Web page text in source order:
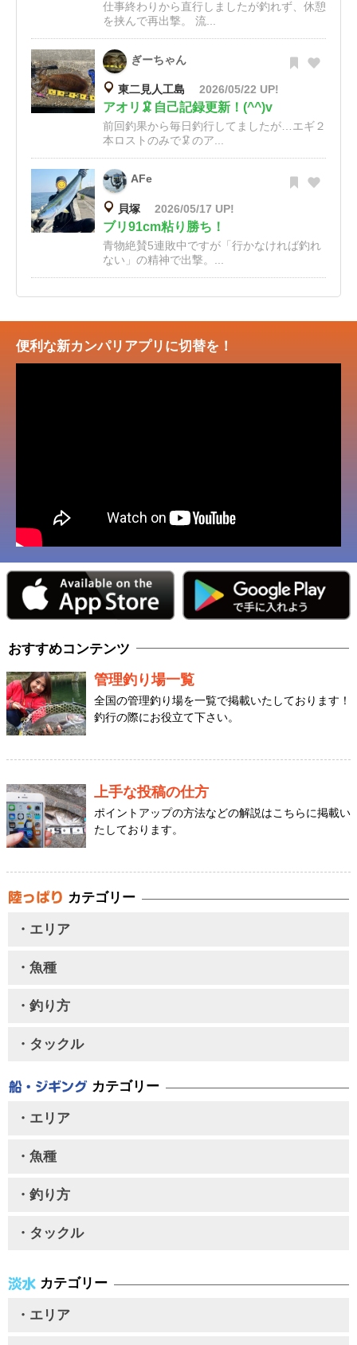
仕事終わりから直行しましたが釣れず、休憩
を挟んで再出撃。 流...
ぎーちゃん
東二見人工島 2026/05/22 UP!
アオリ🦑自己記録更新！(^^)v
前回釣果から毎日釣行してましたが…エギ２
本ロストのみで🦑のア...
AFe
貝塚 2026/05/17 UP!
ブリ91cm粘り勝ち！
青物絶賛5連敗中ですが「行かなければ釣れ
ない」の精神で出撃。...
便利な新カンパリアプリに切替を！
おすすめコンテンツ
管理釣り場一覧
全国の管理釣り場を一覧で掲載いたしております！
釣行の際にお役立て下さい。
上手な投稿の仕方
ポイントアップの方法などの解説はこちらに掲載い
たしております。
カテゴリー
・エリア
・魚種
・釣り方
・タックル
カテゴリー
・エリア
・魚種
・釣り方
・タックル
カテゴリー
・エリア